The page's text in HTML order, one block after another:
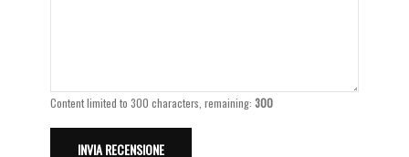
Content limited to 300 characters, remaining:300